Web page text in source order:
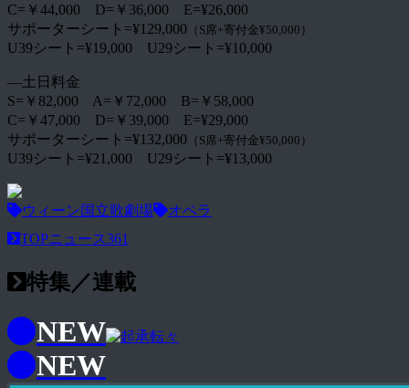
C=￥44,000 D=￥36,000 E=¥26,000
サポーターシート=¥129,000 （S席+寄付金¥50,000）
U39シート=¥19,000 U29シート=¥10,000
―土日料金
S=￥82,000 A=￥72,000 B=￥58,000
C=￥47,000 D=￥39,000 E=¥29,000
サポーターシート=¥132,000 （S席+寄付金¥50,000）
U39シート=¥21,000 U29シート=¥13,000
ウィーン国立歌劇場
オペラ
TOPニュース361
特集／連載
NEW
NEW